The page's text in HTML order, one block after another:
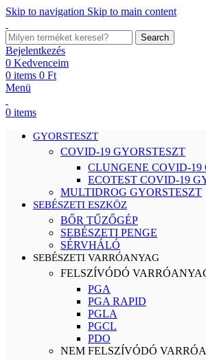
Skip to navigation Skip to main content
Search
Bejelentkezés
0 Kedvenceim
0 items 0 Ft
Menü
0 items
GYORSTESZT
COVID-19 GYORSTESZT
CLUNGENE COVID-19
ECOTEST COVID-19
MULTIDROG GYORSTESZT
SEBÉSZETI ESZKÖZ
BŐR TŰZŐGÉP
SEBÉSZETI PENGE
SÉRVHÁLÓ
SEBÉSZETI VARRÓANYAG
FELSZÍVÓDÓ
PGA
PGA RAPID
PGLA
PGCL
PDO
NEM FELSZÍVÓDÓ